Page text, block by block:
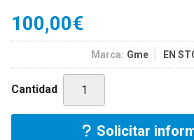
100,00€
Marca: Gme EN
Cantidad
Solicitar